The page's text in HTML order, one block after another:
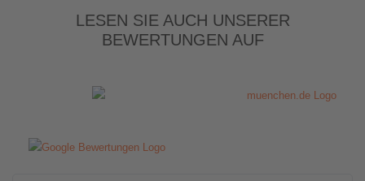
LESEN SIE AUCH UNSERER
BEWERTUNGEN AUF